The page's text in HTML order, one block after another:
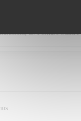
contribué à rendre votre
de notre mieux pour
L. Fornaro Maitre